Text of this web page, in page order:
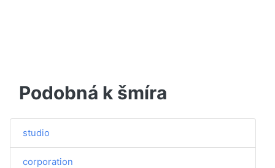
Podobná k šmíra
studio
corporation